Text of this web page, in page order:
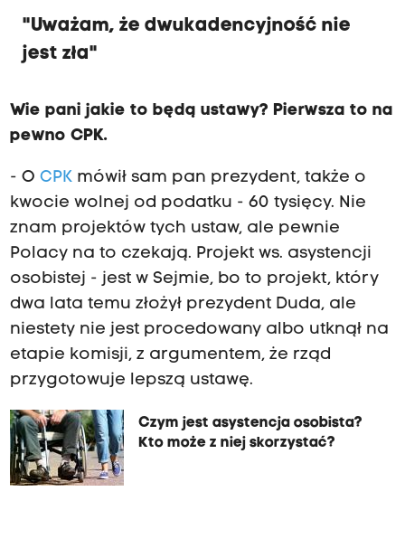
"Uważam, że dwukadencyjność nie
jest zła"
Wie pani jakie to będą ustawy? Pierwsza to na
pewno CPK.
- O CPK mówił sam pan prezydent, także o
kwocie wolnej od podatku - 60 tysięcy. Nie
znam projektów tych ustaw, ale pewnie
Polacy na to czekają. Projekt ws. asystencji
osobistej - jest w Sejmie, bo to projekt, który
dwa lata temu złożył prezydent Duda, ale
niestety nie jest procedowany albo utknął na
etapie komisji, z argumentem, że rząd
przygotowuje lepszą ustawę.
Czym jest asystencja osobista?
Kto może z niej skorzystać?